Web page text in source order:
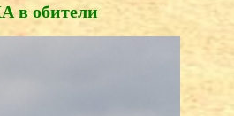
в обители